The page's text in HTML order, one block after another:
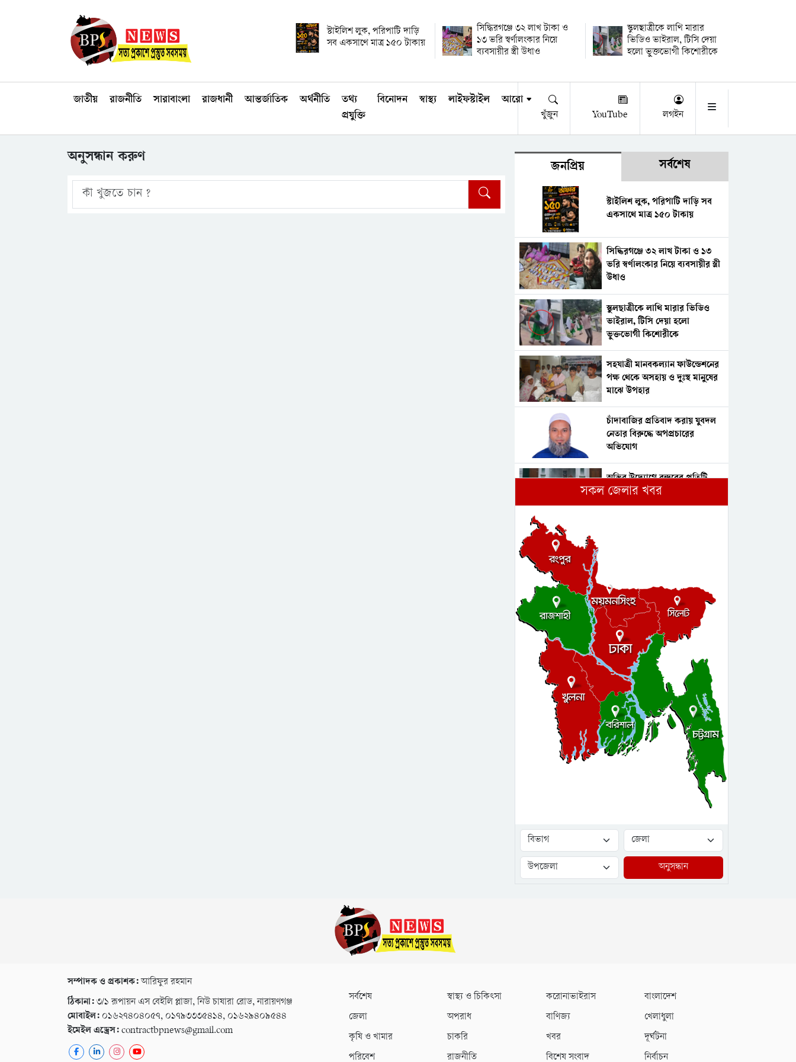
স্টাইলিশ লুক, পরিপাটি দাড়ি
সব একসাথে মাত্র ১৫০ টাকায়
সিদ্ধিরগঞ্জে ৩২ লাখ টাকা ও
১৩ ভরি স্বর্ণালংকার নিয়ে
ব্যবসায়ীর স্ত্রী উধাও
স্কুলছাত্রীকে লাথি মারার
ভিডিও ভাইরাল, টিসি দেয়া
হলো ভুক্তভোগী কিশোরীকে
জাতীয় রাজনীতি সারাবাংলা রাজধানী আন্তর্জাতিক অর্থনীতি
তথ্য
প্রযুক্তি
বিনোদন স্বাস্থ্য লাইফস্টাইল আরো
খুঁজুন YouTube লগইন
অনুসন্ধান করুণ
জনপ্রিয় সর্বশেষ
স্টাইলিশ লুক, পরিপাটি দাড়ি সব
একসাথে মাত্র ১৫০ টাকায়
সিদ্ধিরগঞ্জে ৩২ লাখ টাকা ও ১৩
ভরি স্বর্ণালংকার নিয়ে ব্যবসায়ীর স্ত্রী
উধাও
স্কুলছাত্রীকে লাথি মারার ভিডিও
ভাইরাল, টিসি দেয়া হলো
ভুক্তভোগী কিশোরীকে
সহযাত্রী মানবকল্যান ফাউন্ডেশনের
পক্ষ থেকে অসহায় ও দুঃস্থ মানুষের
মাঝে উপহার
চাঁদাবাজির প্রতিবাদ করায় যুবদল
নেতার বিরুদ্ধে অপপ্রচারের
অভিযোগ
অভির উদ্যোগে বন্দরের প্রতিটি
ওয়ার্ডে মাসব্যাপী জুলাই শহীদ ও
আহতদের স্মরণে দোয়া
সোনারগাঁয়ে স্কুলছাত্রীকে উত্ত্যক্ত ও
লাথি মারার ভিডিও ভাইরাল
সোনারগাঁয়ে স্কুলছাত্রীকে উত্ত্যক্ত ও
লাথি মারার ভিডিও ভাইরাল
ফতুল্লা থানা ছাত্রশক্তির দপ্তর সেল
গঠন, দায়িত্বে অনন্ত ও সোহান
সকল জেলার খবর
অনুসন্ধান
সম্পাদক ও প্রকাশক:আরিফুর রহমান
ঠিকানা: ৩/১ রূপায়ন এস বেইলি প্লাজা, নিউ চাষারা রোড, নারায়ণগঞ্জ
মোবাইল: ০১৬২৭৪০৪০৫৭, ০১৭৯৩৩৩৫৪১৪, ০১৬২৯৪০৯৫৪৪
ইমেইল এড্রেস: contractbpnews@gmail.com
সর্বশেষ স্বাস্থ্য ও চিকিৎসা করোনাভাইরাস
বাংলাদেশ
জেলা
অপরাধ বাণিজ্য
খেলাধুলা
কৃষি ও খামার
চাকরি খবর
দূর্ঘটনা
পরিবেশ
রাজনীতি বিশেষ সংবাদ নির্বাচন